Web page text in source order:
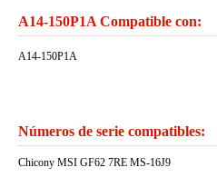
A14-150P1A Compatible con:
A14-150P1A
Números de serie compatibles:
Chicony MSI GF62 7RE MS-16J9